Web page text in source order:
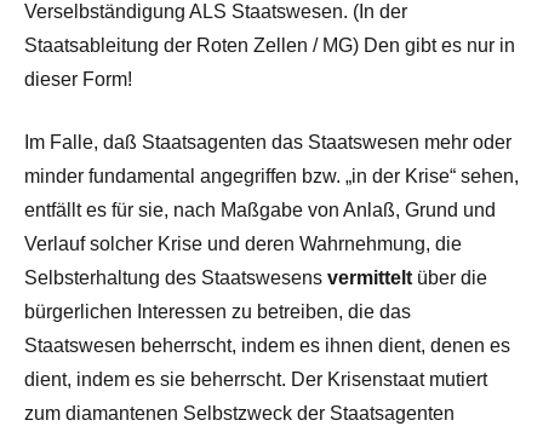
Verselbständigung ALS Staatswesen. (In der
Staatsableitung der Roten Zellen / MG) Den gibt es nur in
dieser Form!
Im Falle, daß Staatsagenten das Staatswesen mehr oder
minder fundamental angegriffen bzw. „in der Krise“ sehen,
entfällt es für sie, nach Maßgabe von Anlaß, Grund und
Verlauf solcher Krise und deren Wahrnehmung, die
Selbsterhaltung des Staatswesens vermittelt über die
bürgerlichen Interessen zu betreiben, die das
Staatswesen beherrscht, indem es ihnen dient, denen es
dient, indem es sie beherrscht. Der Krisenstaat mutiert
zum diamantenen Selbstzweck der Staatsagenten